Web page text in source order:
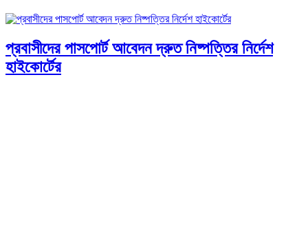
প্রবাসীদের পাসপোর্ট আবেদন দ্রুত নিষ্পত্তির নির্দেশ
হাইকোর্টের